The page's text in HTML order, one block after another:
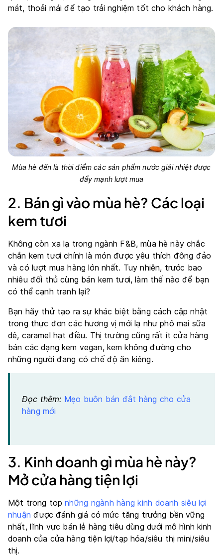
mát, thoải mái để tạo trải nghiệm tốt cho khách hàng.
Mùa hè đến là thời điểm các sản phẩm nước giải nhiệt được
đẩy mạnh lượt mua
2. Bán gì vào mùa hè? Các loại
kem tươi
Không còn xa lạ trong ngành F&B, mùa hè này chắc
chắn kem tươi chính là món được yêu thích đông đảo
và có lượt mua hàng lớn nhất. Tuy nhiên, trước bao
nhiêu đối thủ cùng bán kem tươi, làm thế nào để bạn
có thể cạnh tranh lại?
Bạn hãy thử tạo ra sự khác biệt bằng cách cập nhật
trong thực đơn các hương vị mới lạ như phô mai sữa
dê, caramel hạt điều. Thị trường cũng rất ít cửa hàng
bán các dạng kem vegan, kem không đường cho
những người đang có chế độ ăn kiêng.
Đọc thêm: Mẹo buôn bán đắt hàng cho cửa
hàng mới
3. Kinh doanh gì mùa hè này?
Mở cửa hàng tiện lợi
Một trong topnhững ngành hàng kinh doanh siêu lợi
nhuận được đánh giá có mức tăng trưởng bền vững
nhất, lĩnh vực bán lẻ hàng tiêu dùng dưới mô hình kinh
doanh của cửa hàng tiện lợi/tạp hóa/siêu thị mini/siêu
thị.